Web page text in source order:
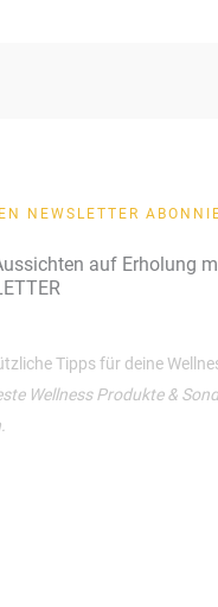
NEWSLETTER
auf Erholung
Tipps für deine
Wellness Produkte &